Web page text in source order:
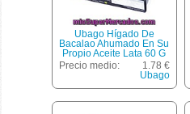
Ubago Hígado De
Bacalao Ahumado En Su
Propio Aceite Lata 60 G
Precio medio:
1.78 €
Ubago